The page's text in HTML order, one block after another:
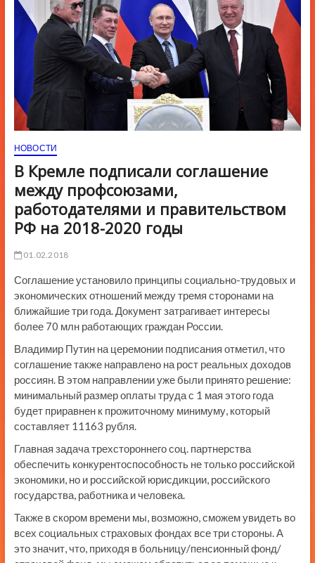
п
и
НОВОСТИ
В Кремле подписали соглашение
между профсоюзами,
работодателями и правительством
РФ на 2018-2020 годы
01.02.2018
Соглашение установило принципы социально-трудовых и
экономических отношений между тремя сторонами на
ближайшие три года. Документ затрагивает интересы
более 70 млн работающих граждан России.
Владимир Путин на церемонии подписания отметил, что
соглашение также направлено на рост реальных доходов
россиян. В этом направлении уже были принято решение:
минимальный размер оплаты труда с 1 мая этого года
будет приравнен к прожиточному минимуму, который
составляет 11163 рубля.
Главная задача трехстороннего соц. партнерства
обеспечить конкурентоспособность не только российской
экономики, но и российской юрисдикции, российского
государства, работника и человека.
Также в скором времени мы, возможно, сможем увидеть во
всех социальных страховых фондах все три стороны. А
это значит, что, приходя в больницу/пенсионный фонд/